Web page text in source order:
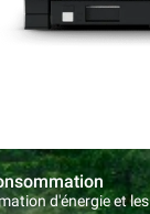
d'énergie et